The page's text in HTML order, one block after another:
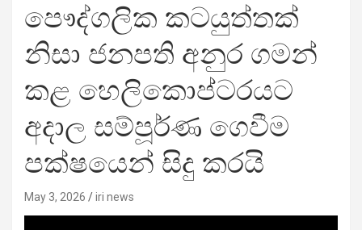
පෞද්ගලික කටයුත්තක්
නිසා ජනපති අනුර ගමන්
කළ හෙලිකොප්ටරයට
අදාල සම්පූර්ණ ගෙවීම
පක්ෂයෙන් සිදු කරයි
May 3, 2026 iri news